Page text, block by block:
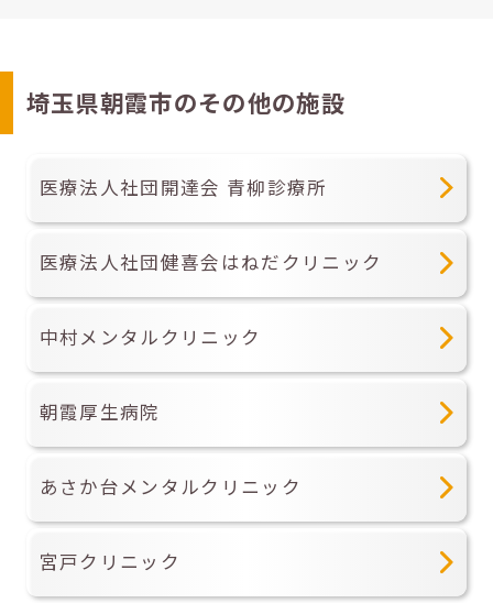
埼玉県朝霞市のその他の施設
医療法人社団開達会 青柳診療所
医療法人社団健喜会はねだクリニック
中村メンタルクリニック
朝霞厚生病院
あさか台メンタルクリニック
宮戸クリニック